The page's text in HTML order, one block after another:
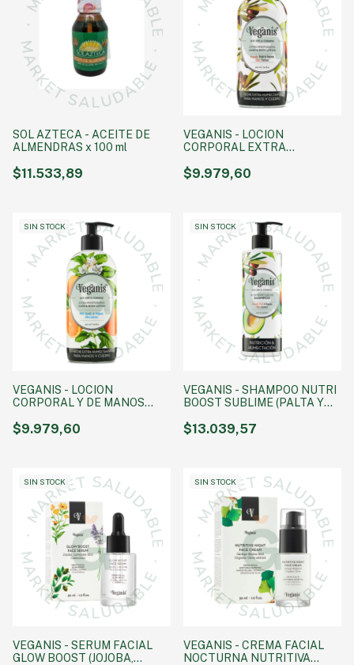
SOL AZTECA - ACEITE DE
ALMENDRAS x 100 ml
$11.533,89
VEGANIS - LOCION
CORPORAL EXTRA
EXTRACTO ORGANICO DE
$9.979,60
SIN STOCK
VEGANIS - LOCION
CORPORAL Y DE MANOS
500G
$9.979,60
SIN STOCK
VEGANIS - SHAMPOO NUTRI
BOOST SUBLIME (PALTA Y
OLIVA) X 400ML
$13.039,57
SIN STOCK
VEGANIS - SERUM FACIAL
GLOW BOOST (JOJOBA,
SIN STOCK
VEGANIS - CREMA FACIAL
NOCTURNA NUTRITIVA